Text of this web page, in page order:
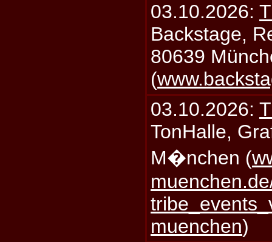
03.10.2026:
Backstage,
80639
(
03.10.2026:
TonHalle,
M�nchen (
muenchen)